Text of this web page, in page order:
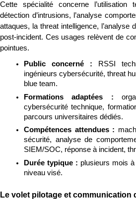
Cette spécialité concerne l’utilisation
détection d’intrusions, l’analyse
attaques, la threat intelligence, l’analyse
post-incident. Ces usages relèvent de
pointues.
Public concerné :
RSSI
ingénieurs cybersécurité, threat
blue team.
Formations adaptées :
cybersécurité technique,
parcours universitaires dédiés.
Compétences attendues :
sécurité, analyse de
SIEM/SOC, réponse à incident,
Durée typique : plusieurs mois
niveau visé.
Le volet pilotage et communication